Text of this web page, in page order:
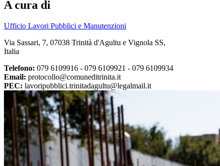
A cura di
Ufficio Lavori Pubblici e Manutenzioni
Via Sassari, 7, 07038 Trinità d'Agultu e Vignola SS,
Italia
Telefono: 079 6109916 - 079 6109921 - 079 6109934
Email: protocollo@comuneditrinita.it
PEC: lavoripubblici.trinitadagultu@legalmail.it